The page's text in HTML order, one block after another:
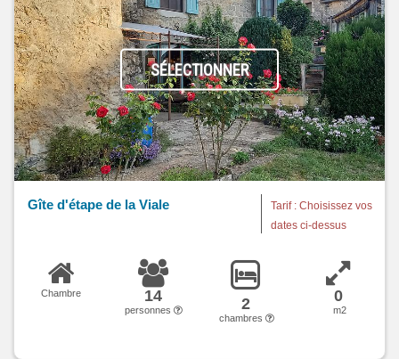
SÉLECTIONNER
Gîte d'étape de la Viale
Tarif : Choisissez vos
dates ci-dessus
Chambre 14
personnes 2
chambres
0
m2